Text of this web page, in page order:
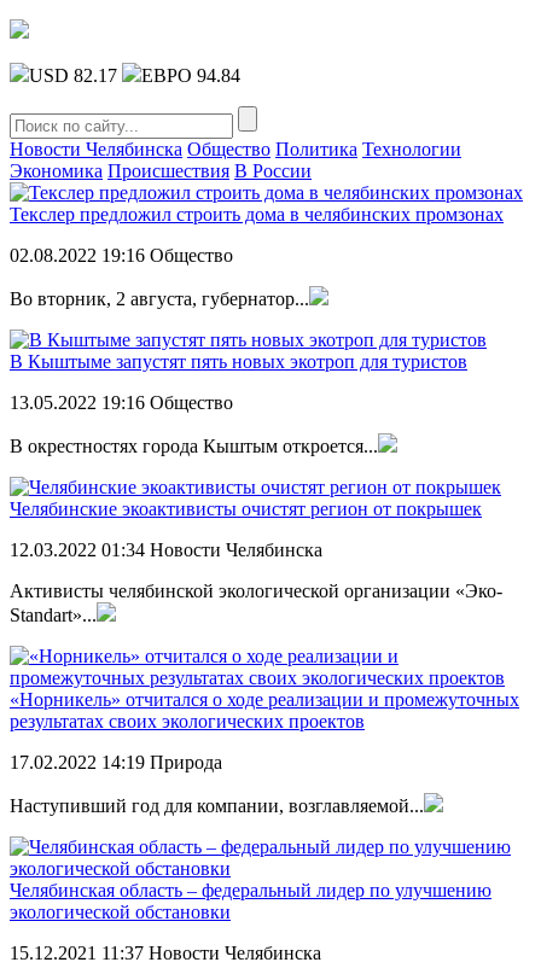
USD 82.17 ЕВРО 94.84
Новости Челябинска Общество Политика Технологии
Экономика Происшествия В России
Текслер предложил строить дома в челябинских промзонах
02.08.2022 19:16 Общество
Во вторник, 2 августа, губернатор...
В Кыштыме запустят пять новых экотроп для туристов
13.05.2022 19:16 Общество
В окрестностях города Кыштым откроется...
Челябинские экоактивисты очистят регион от покрышек
12.03.2022 01:34 Новости Челябинска
Активисты челябинской экологической организации «Эко-
Standart»...
«Норникель» отчитался о ходе реализации и промежуточных
результатах своих экологических проектов
17.02.2022 14:19 Природа
Наступивший год для компании, возглавляемой...
Челябинская область – федеральный лидер по улучшению
экологической обстановки
15.12.2021 11:37 Новости Челябинска